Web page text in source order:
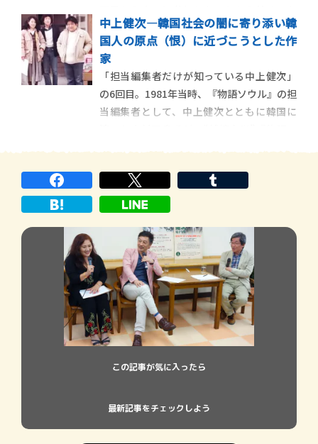
そのきっかけを、モブ氏が熱く語ります。
『介護入門』で第１３１回芥川賞を受賞し
たモブ・ノリオに強烈な影響を与えた小説
家・中上健次。そのきっかけは、 […]
中上健次―韓国社会の闇に寄り添い韓
国人の原点（恨）に近づこうとした作
家
「担当編集者だけが知っている中上健次」
の6回目。1981年当時、『物語ソウル』の担
当編集者として、中上健次とともに韓国に
にアジアに視線を投げかけていた中上健次
は、三番目の姉の夫が在日 […]
この記事が気に入ったら
最新記事をチェックしよう